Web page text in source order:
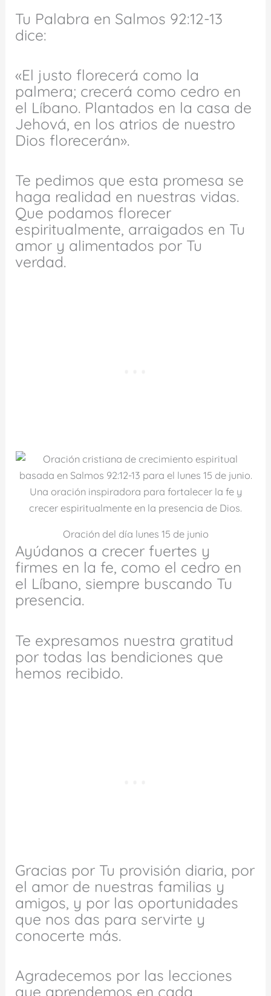
Tu Palabra en Salmos 92:12-13
dice:
«El justo florecerá como la
palmera; crecerá como cedro en
el Líbano. Plantados en la casa de
Jehová, en los atrios de nuestro
Dios florecerán».
Te pedimos que esta promesa se
haga realidad en nuestras vidas.
Que podamos florecer
espiritualmente, arraigados en Tu
amor y alimentados por Tu
verdad.
Una oración inspiradora para fortalecer la fe y
crecer espiritualmente en la presencia de Dios.
Oración del día lunes 15 de junio
Ayúdanos a crecer fuertes y
firmes en la fe, como el cedro en
el Líbano, siempre buscando Tu
presencia.
Te expresamos nuestra gratitud
por todas las bendiciones que
hemos recibido.
Gracias por Tu provisión diaria, por
el amor de nuestras familias y
amigos, y por las oportunidades
que nos das para servirte y
conocerte más.
Agradecemos por las lecciones
que aprendemos en cada